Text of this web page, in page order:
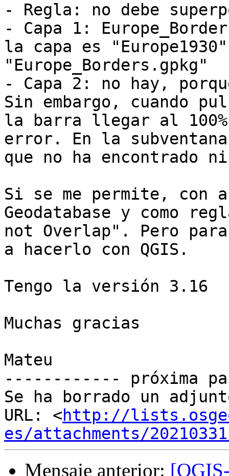
- Regla: no debe
- Capa 1:
la capa es
"Europe_Borders.gpkg"
- Capa 2: no hay,
Sin embargo, cuando
la barra llegar al
error. En la
que no ha encontrado
Si se me permite, con
Geodatabase y como
not Overlap". Pero
a hacerlo con QGIS.
Tengo la versión 3.16
Muchas gracias
Mateu
------------ próxima
Se ha borrado un
URL: <http://
es/attachments/
Mensaje anterior: